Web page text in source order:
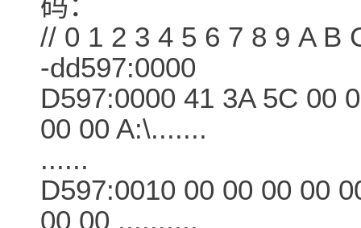
// 0 1 2 3 4 5 6 7 8 9 A B
-dd597:0000
D597:0000 41 3A 5C 00
00 00 A:\.......
......
D597:0010 00 00 00 00
00 00 ..........